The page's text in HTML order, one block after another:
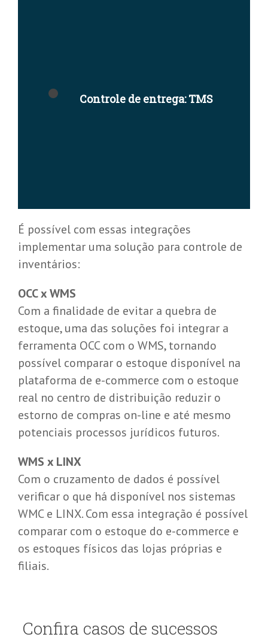
Controle de entrega: TMS
É possível com essas integrações
implementar uma solução para controle de
inventários:
OCC x WMS
Com a finalidade de evitar a quebra de
estoque, uma das soluções foi integrar a
ferramenta OCC com o WMS, tornando
possível comparar o estoque disponível na
plataforma de e-commerce com o estoque
real no centro de distribuição reduzir o
estorno de compras on-line e até mesmo
potenciais processos jurídicos futuros.
WMS x LINX
Com o cruzamento de dados é possível
verificar o que há disponível nos sistemas
WMC e LINX. Com essa integração é possível
comparar com o estoque do e-commerce e
os estoques físicos das lojas próprias e
filiais.
Confira casos de sucessos